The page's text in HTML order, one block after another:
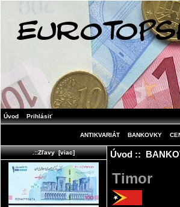
Úvod Prihlásiť
ANTIKVARIÁT BANKOVKY
.::Zľavy [viac] Úvod::
Timor